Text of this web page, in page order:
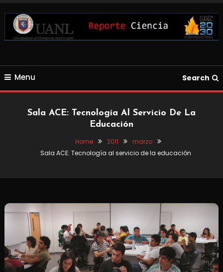
Content
Menu Search
Sala ACE: Tecnología Al Servicio De La
Educación
Home 2011
marzo
Sala ACE: Tecnología al servicio de la educación